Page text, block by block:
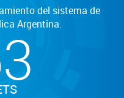
del sistema de
Argentina.